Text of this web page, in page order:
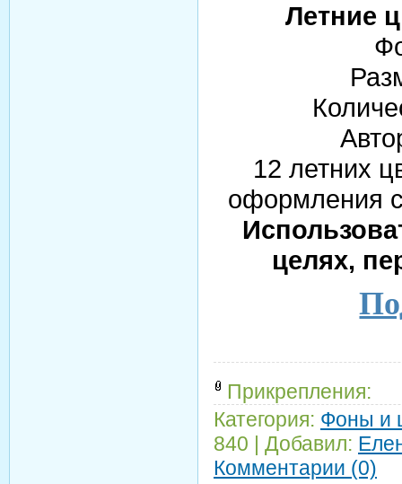
Летние
12 летних
оформления
целях,
Прикрепления:
Категория: Фоны и
840
Добавил:
Комментарии (0)